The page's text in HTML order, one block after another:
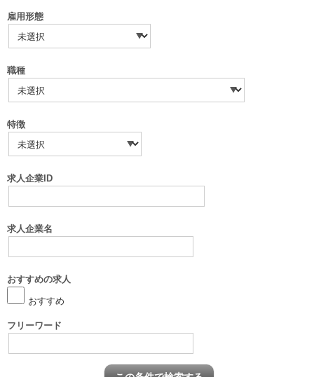
雇用形態
職種
特徴
求人企業ID
求人企業名
おすすめの求人
おすすめ
フリーワード